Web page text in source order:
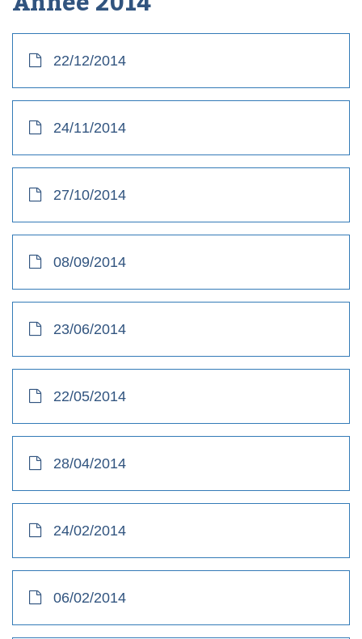
22/12/2014
24/11/2014
27/10/2014
08/09/2014
23/06/2014
22/05/2014
28/04/2014
24/02/2014
06/02/2014